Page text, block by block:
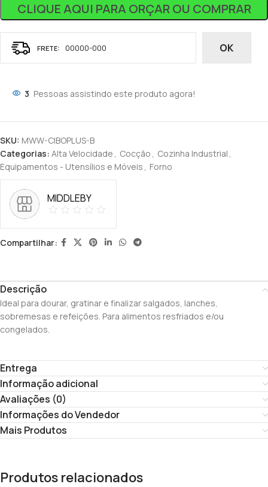
CLIQUE AQUI PARA ORÇAR OU COMPRAR
OK
3 Pessoas assistindo este produto agora!
SKU: MWW-CIBOPLUS-B
Categorias: Alta Velocidade , Cocção , Cozinha Industrial ,
Equipamentos - Utensílios e Móveis , Forno
MIDDLEBY
Compartilhar:
Descrição
Ideal para dourar, gratinar e finalizar salgados, lanches,
sobremesas e refeições. Para alimentos resfriados e/ou
congelados.
Entrega
Informação adicional
Avaliações (0)
Informações do Vendedor
Mais Produtos
Produtos relacionados